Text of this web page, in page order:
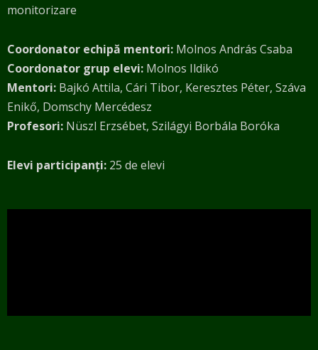
monitorizare
Coordonator echipă mentori: Molnos András Csaba
Coordonator grup elevi: Molnos Ildikó
Mentori: Bajkó Attila, Cári Tibor, Keresztes Péter, Száva
Enikő, Domschy Mercédesz
Profesori: Nüszl Erzsébet, Szilágyi Borbála Boróka
Elevi participanți: 25 de elevi